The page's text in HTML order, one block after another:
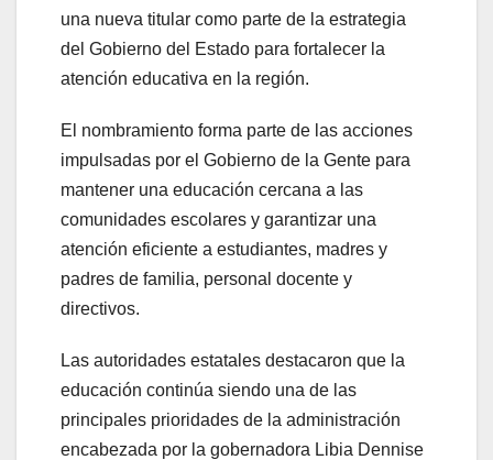
una nueva titular como parte de la estrategia
del Gobierno del Estado para fortalecer la
atención educativa en la región.
El nombramiento forma parte de las acciones
impulsadas por el Gobierno de la Gente para
mantener una educación cercana a las
comunidades escolares y garantizar una
atención eficiente a estudiantes, madres y
padres de familia, personal docente y
directivos.
Las autoridades estatales destacaron que la
educación continúa siendo una de las
principales prioridades de la administración
encabezada por la gobernadora Libia Dennise